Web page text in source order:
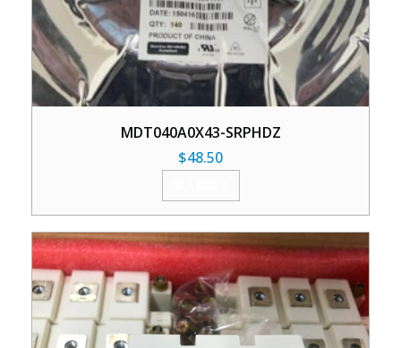
MDT040A0X43-SRPHDZ
$48.50